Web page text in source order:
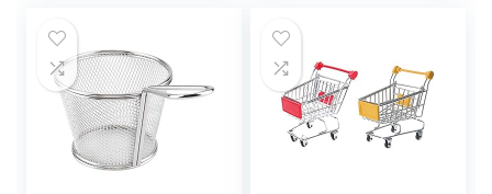
D18cm H6cm,
Housewarming
Feestelijke
Feestschaal
35,5 cm